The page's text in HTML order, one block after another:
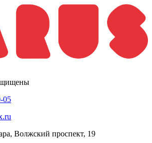
05
Волжский проспект, 19